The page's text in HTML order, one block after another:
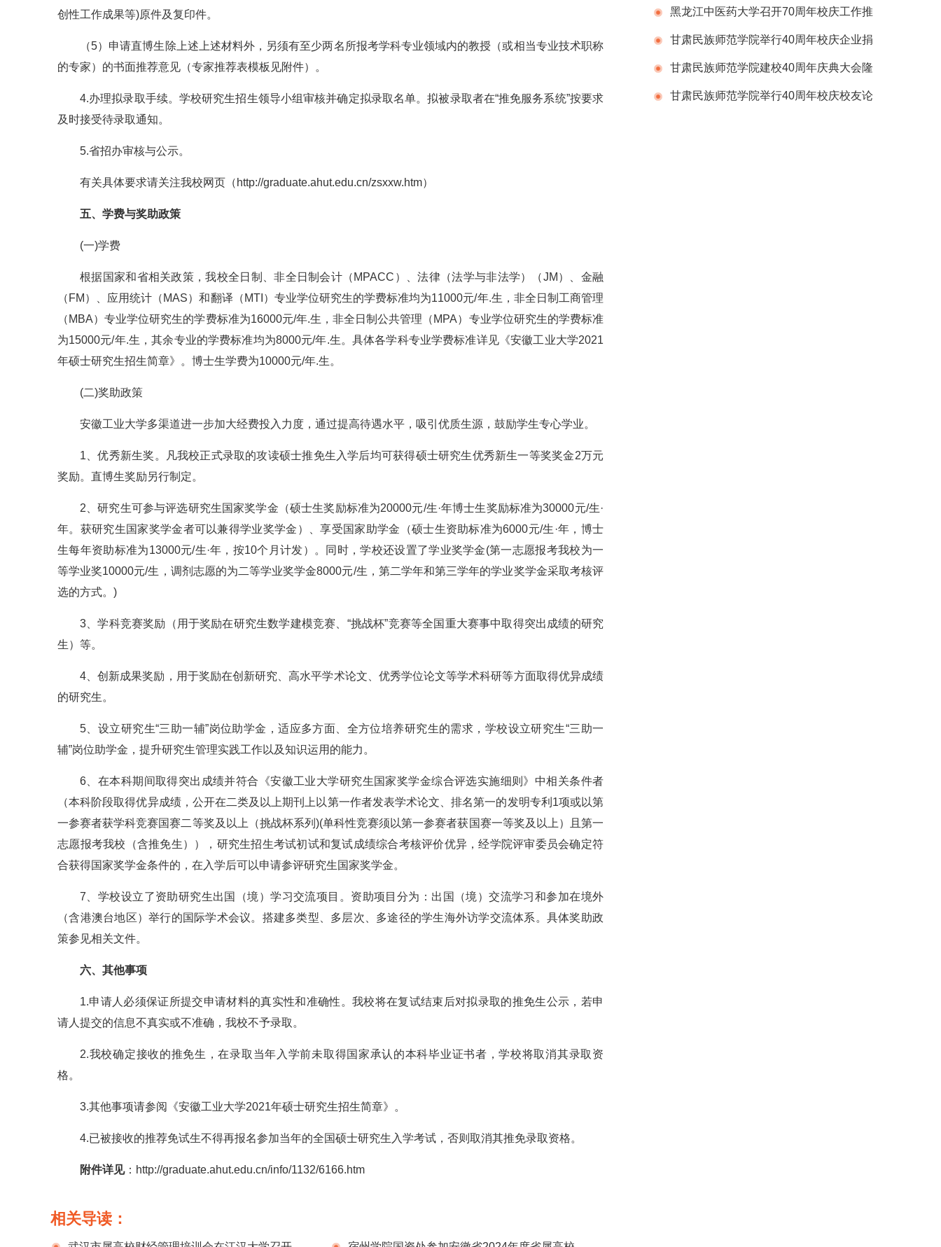
创性工作成果等)原件及复印件。
（5）申请直博生除上述上述材料外，另须有至少两名所报考学科专业领域内的教授（或相当专业技术职称
的专家）的书面推荐意见（专家推荐表模板见附件）。
4.办理拟录取手续。学校研究生招生领导小组审核并确定拟录取名单。拟被录取者在“推免服务系统”按要求
及时接受待录取通知。
5.省招办审核与公示。
有关具体要求请关注我校网页（http://graduate.ahut.edu.cn/zsxxw.htm）
五、学费与奖助政策
(一)学费
根据国家和省相关政策，我校全日制、非全日制会计（MPACC）、法律（法学与非法学）（JM）、金融
（FM）、应用统计（MAS）和翻译（MTI）专业学位研究生的学费标准均为11000元/年.生，非全日制工商管理
（MBA）专业学位研究生的学费标准为16000元/年.生，非全日制公共管理（MPA）专业学位研究生的学费标准
为15000元/年.生，其余专业的学费标准均为8000元/年.生。具体各学科专业学费标准详见《安徽工业大学2021
年硕士研究生招生简章》。博士生学费为10000元/年.生。
(二)奖助政策
安徽工业大学多渠道进一步加大经费投入力度，通过提高待遇水平，吸引优质生源，鼓励学生专心学业。
1、优秀新生奖。凡我校正式录取的攻读硕士推免生入学后均可获得硕士研究生优秀新生一等奖奖金2万元
奖励。直博生奖励另行制定。
2、研究生可参与评选研究生国家奖学金（硕士生奖励标准为20000元/生·年博士生奖励标准为30000元/生·
年。获研究生国家奖学金者可以兼得学业奖学金）、享受国家助学金（硕士生资助标准为6000元/生·年，博士
生每年资助标准为13000元/生·年，按10个月计发）。同时，学校还设置了学业奖学金(第一志愿报考我校为一
等学业奖10000元/生，调剂志愿的为二等学业奖学金8000元/生，第二学年和第三学年的学业奖学金采取考核评
选的方式。)
3、学科竞赛奖励（用于奖励在研究生数学建模竞赛、“挑战杯”竞赛等全国重大赛事中取得突出成绩的研究
生）等。
4、创新成果奖励，用于奖励在创新研究、高水平学术论文、优秀学位论文等学术科研等方面取得优异成绩
的研究生。
5、设立研究生“三助一辅”岗位助学金，适应多方面、全方位培养研究生的需求，学校设立研究生“三助一
辅”岗位助学金，提升研究生管理实践工作以及知识运用的能力。
6、在本科期间取得突出成绩并符合《安徽工业大学研究生国家奖学金综合评选实施细则》中相关条件者
（本科阶段取得优异成绩，公开在二类及以上期刊上以第一作者发表学术论文、排名第一的发明专利1项或以第
一参赛者获学科竞赛国赛二等奖及以上（挑战杯系列)(单科性竞赛须以第一参赛者获国赛一等奖及以上）且第一
志愿报考我校（含推免生）），研究生招生考试初试和复试成绩综合考核评价优异，经学院评审委员会确定符
合获得国家奖学金条件的，在入学后可以申请参评研究生国家奖学金。
7、学校设立了资助研究生出国（境）学习交流项目。资助项目分为：出国（境）交流学习和参加在境外
（含港澳台地区）举行的国际学术会议。搭建多类型、多层次、多途径的学生海外访学交流体系。具体奖助政
策参见相关文件。
六、其他事项
1.申请人必须保证所提交申请材料的真实性和准确性。我校将在复试结束后对拟录取的推免生公示，若申
请人提交的信息不真实或不准确，我校不予录取。
2.我校确定接收的推免生，在录取当年入学前未取得国家承认的本科毕业证书者，学校将取消其录取资
格。
3.其他事项请参阅《安徽工业大学2021年硕士研究生招生简章》。
4.已被接收的推荐免试生不得再报名参加当年的全国硕士研究生入学考试，否则取消其推免录取资格。
附件详见：http://graduate.ahut.edu.cn/info/1132/6166.htm
相关导读：
会 黑龙江中医药大学召开70周年校庆工作推
进会议甘肃民族师范学院举行40周年校庆企业捐
赠仪式甘肃民族师范学院建校40周年庆典大会隆
重举行甘肃民族师范学院举行40周年校庆校友论